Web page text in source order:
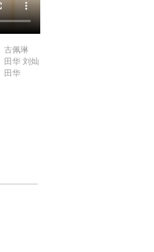
古佩琳
田华 刘灿
田华